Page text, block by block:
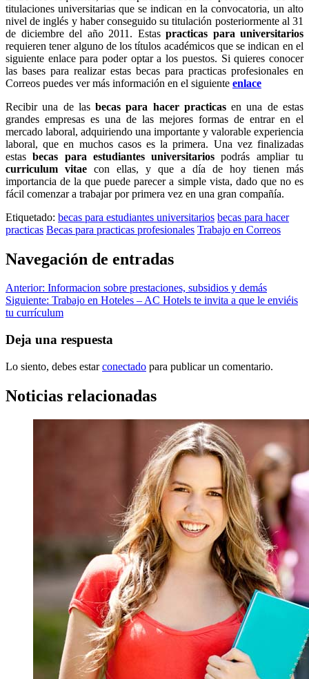
titulaciones universitarias que se indican en la convocatoria, un alto
nivel de inglés y haber conseguido su titulación posteriormente al 31
de diciembre del año 2011. Estas practicas para universitarios
requieren tener alguno de los títulos académicos que se indican en el
siguiente enlace para poder optar a los puestos. Si quieres conocer
las bases para realizar estas becas para practicas profesionales en
Correos puedes ver más información en el siguiente enlace
Recibir una de lasbecas para hacer practicasen una de estas
grandes empresas es una de las mejores formas de entrar en el
mercado laboral, adquiriendo una importante y valorable experiencia
laboral, que en muchos casos es la primera. Una vez finalizadas
estasbecas para estudiantes universitarios podrás ampliar tu
curriculum vitae con ellas, y que a día de hoy tienen más
importancia de la que puede parecer a simple vista, dado que no es
fácil comenzar a trabajar por primera vez en una gran compañía.
Etiquetado: becas para estudiantes universitarios becas para hacer
practicas Becas para practicas profesionales Trabajo en Correos
Navegación de entradas
Anterior: Informacion sobre prestaciones, subsidios y demás
Siguiente: Trabajo en Hoteles – AC Hotels te invita a que le enviéis
tu currículum
Deja una respuesta
Lo siento, debes estarconectado para publicar un comentario.
Noticias relacionadas